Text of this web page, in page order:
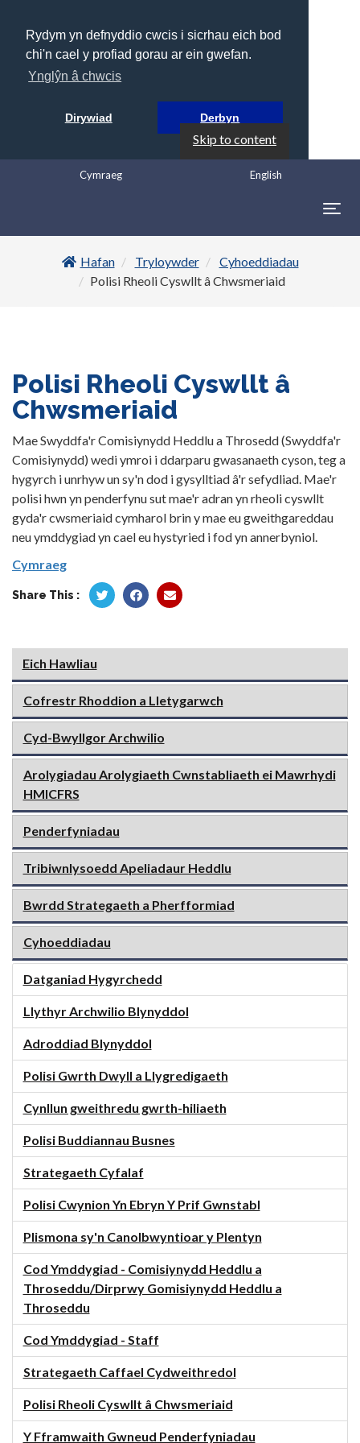
Rydym yn defnyddio cwcis i sicrhau eich bod
chi'n cael y profiad gorau ar ein gwefan.
Ynglŷn â chwcis
Dirywiad Derbyn
Skip to content
English
Cymraeg
Hafan
Tryloywder
Cyhoeddiadau
Polisi Rheoli Cyswllt â Chwsmeriaid
Polisi Rheoli Cyswllt â
Chwsmeriaid
Mae Swyddfa'r Comisiynydd Heddlu a Throsedd (Swyddfa'r
Comisiynydd) wedi ymroi i ddarparu gwasanaeth cyson, teg a
hygyrch i unrhyw un sy'n dod i gysylltiad â'r sefydliad. Mae'r
polisi hwn yn penderfynu sut mae'r adran yn rheoli cyswllt
gyda'r cwsmeriaid cymharol brin y mae eu gweithgareddau
neu ymddygiad yn cael eu hystyried i fod yn annerbyniol.
Cymraeg
Share This :
Eich Hawliau
Cofrestr Rhoddion a Lletygarwch
Cyd-Bwyllgor Archwilio
Arolygiadau Arolygiaeth Cwnstabliaeth ei Mawrhydi
HMICFRS
Penderfyniadau
Tribiwnlysoedd Apeliadaur Heddlu
Bwrdd Strategaeth a Pherfformiad
Cyhoeddiadau
Datganiad Hygyrchedd
Llythyr Archwilio Blynyddol
Adroddiad Blynyddol
Polisi Gwrth Dwyll a Llygredigaeth
Cynllun gweithredu gwrth-hiliaeth
Polisi Buddiannau Busnes
Strategaeth Cyfalaf
Polisi Cwynion Yn Ebryn Y Prif Gwnstabl
Plismona sy'n Canolbwyntioar y Plentyn
Cod Ymddygiad - Comisiynydd Heddlu a
Throseddu/Dirprwy Gomisiynydd Heddlu a
Throseddu
Cod Ymddygiad - Staff
Strategaeth Caffael Cydweithredol
Polisi Rheoli Cyswllt â Chwsmeriaid
Y Fframwaith Gwneud Penderfyniadau